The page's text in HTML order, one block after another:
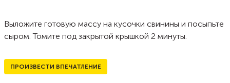
Выложите готовую массу на кусочки свинины и посыпьте
сыром. Томите под закрытой крышкой 2 минуты.
ПРОИЗВЕСТИ ВПЕЧАТЛЕНИЕ